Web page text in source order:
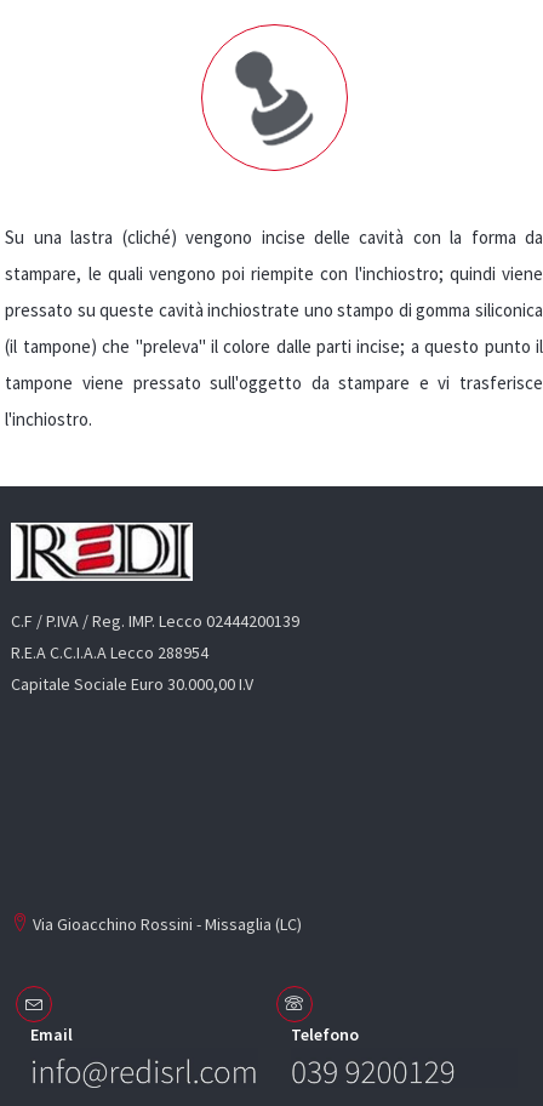
lavorazione di
superfici piane,
Su una lastra (cliché) vengono incise delle cavità con la forma da
stampare, le quali vengono poi riempite con l'inchiostro; quindi viene
pressato su queste cavità inchiostrate uno stampo di gomma siliconica
(il tampone) che "preleva" il colore dalle parti incise; a questo punto il
tampone viene pressato sull'oggetto da stampare e vi trasferisce
l'inchiostro.
C.F / P.IVA / Reg. IMP. Lecco 02444200139
R.E.A C.C.I.A.A Lecco 288954
Capitale Sociale Euro 30.000,00 I.V
Via Gioacchino Rossini - Missaglia (LC)
Email Telefono